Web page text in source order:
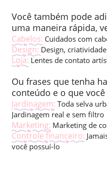
Você também pode
uma maneira rápida,
Cabelos: Cuidados com
Design: Design,
Loja: Lentes de contato
Ou frases que tenha
conteúdo e o que
Jardinagem: Toda selva
Jardinagem real e sem filtro
Marketing: Marketing de
Controle financeiro:
você possuí-lo